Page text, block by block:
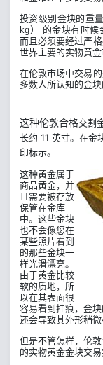
投资级别金块的重
kg） 的金块有时
而且必须要经过严
世界主要的实物黄
在伦敦市场中交易
多数人所认知的金块
这种伦敦合格交割
长约 11 英寸。在金
印标示。
这种黄金属于
商品黄金，并
且需要被存放
保管在金库
中。这些金块
也不会像您在
某些照片看到
的那些金块一
样光滑漂亮。
由于黄金比较
软的质地，所
以在其表面很
容易看到挂痕，金
还会导致其外形稍微
但是不管怎样，伦
的实物黄金金块交